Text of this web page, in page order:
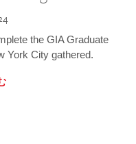
the GIA Graduate
York City gathered.